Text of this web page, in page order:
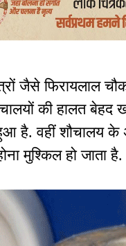
जैसे फिरायलाल
की हालत
है. वहीं शौचालय के
मुश्किल हो जाता है.